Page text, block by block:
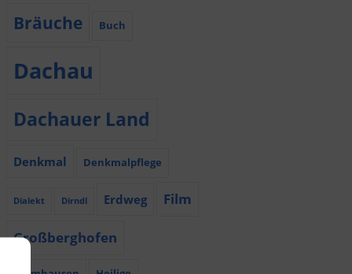
Bräuche Buch
Dachau
Dachauer Land
Denkmal Denkmalpflege
Dialekt Dirndl Erdweg Film
Großberghofen